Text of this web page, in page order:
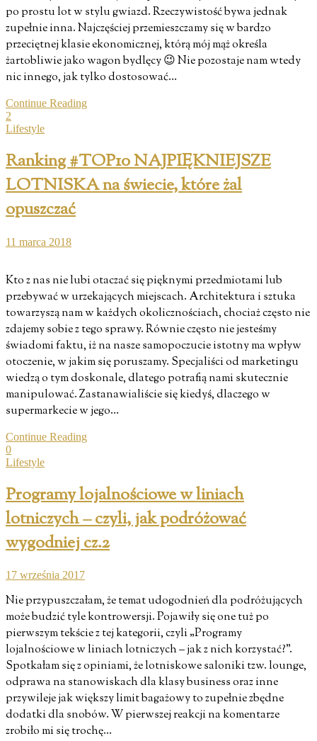
po prostu lot w stylu gwiazd. Rzeczywistość bywa jednak
zupełnie inna. Najczęściej przemieszczamy się w bardzo
przeciętnej klasie ekonomicznej, którą mój mąż określa
żartobliwie jako wagon bydlęcy 😉 Nie pozostaje nam wtedy
nic innego, jak tylko dostosować…
Continue Reading
2
Lifestyle
Ranking #TOP10 NAJPIĘKNIEJSZE
LOTNISKA na świecie, które żal
opuszczać
11 marca 2018
Kto z nas nie lubi otaczać się pięknymi przedmiotami lub
przebywać w urzekających miejscach. Architektura i sztuka
towarzyszą nam w każdych okolicznościach, chociaż często nie
zdajemy sobie z tego sprawy. Równie często nie jesteśmy
świadomi faktu, iż na nasze samopoczucie istotny ma wpływ
otoczenie, w jakim się poruszamy. Specjaliści od marketingu
wiedzą o tym doskonale, dlatego potrafią nami skutecznie
manipulować. Zastanawialiście się kiedyś, dlaczego w
supermarkecie w jego…
Continue Reading
0
Lifestyle
Programy lojalnościowe w liniach
lotniczych – czyli, jak podróżować
wygodniej cz.2
17 września 2017
Nie przypuszczałam, że temat udogodnień dla podróżujących
może budzić tyle kontrowersji. Pojawiły się one tuż po
pierwszym tekście z tej kategorii, czyli „Programy
lojalnościowe w liniach lotniczych – jak z nich korzystać?”.
Spotkałam się z opiniami, że lotniskowe saloniki tzw. lounge,
odprawa na stanowiskach dla klasy business oraz inne
przywileje jak większy limit bagażowy to zupełnie zbędne
dodatki dla snobów. W pierwszej reakcji na komentarze
zrobiło mi się trochę…